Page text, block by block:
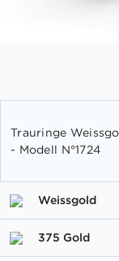
der
Bildgalerie
Trauringe
- Modell N°1724
Weissgold
375 Gold